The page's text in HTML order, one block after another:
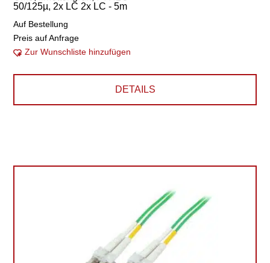
50/125µ, 2x LC 2x LC - 5m
Auf Bestellung
Preis auf Anfrage
Zur Wunschliste hinzufügen
DETAILS